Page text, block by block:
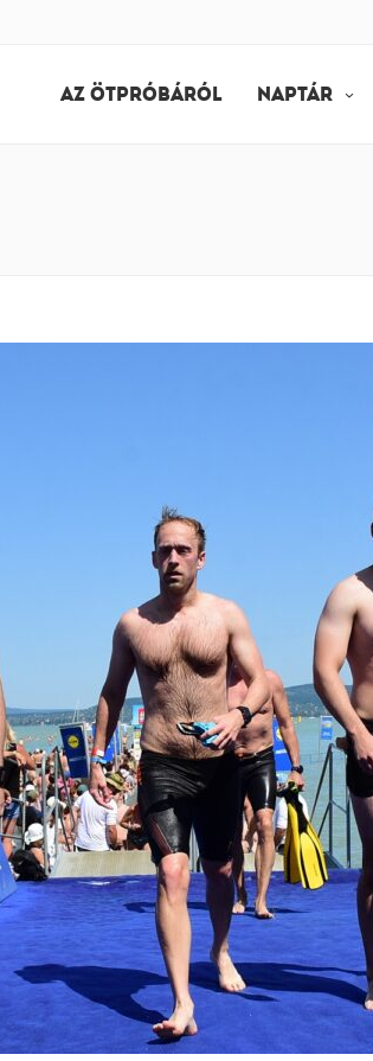
AZ ÖTPRÓBÁRÓL NAPTÁR